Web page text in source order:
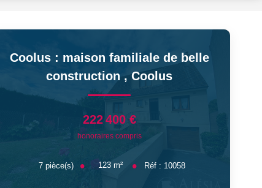
Coolus : maison familiale de belle
construction ,Coolus
222 400 €
honoraires compris
7 pièce(s) 123 m² Réf : 10058